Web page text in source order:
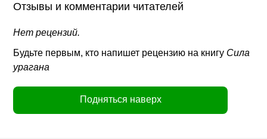
Отзывы и комментарии читателей
Нет рецензий.
Будьте первым, кто напишет рецензию на книгу Сила
урагана
Подняться наверх